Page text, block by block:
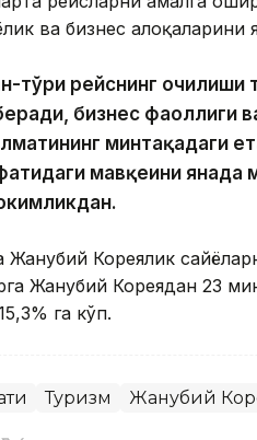
ва бизнес
тўғри рейснинг
бизнес фаоллиги
минтақадаги
мавқеини янада
Жанубий Кореялик
Жанубий Кореядан 23
га кўп.
Туризм Жанубий